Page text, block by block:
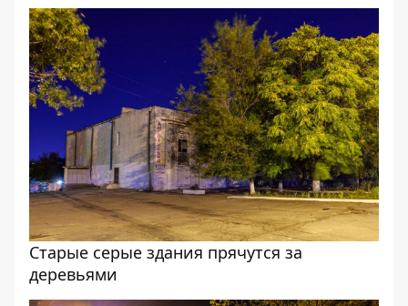
Старые серые здания прячутся за
деревьями